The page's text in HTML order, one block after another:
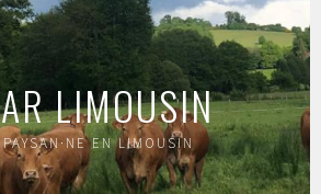
LIMOUSIN
EN LIMOUSIN